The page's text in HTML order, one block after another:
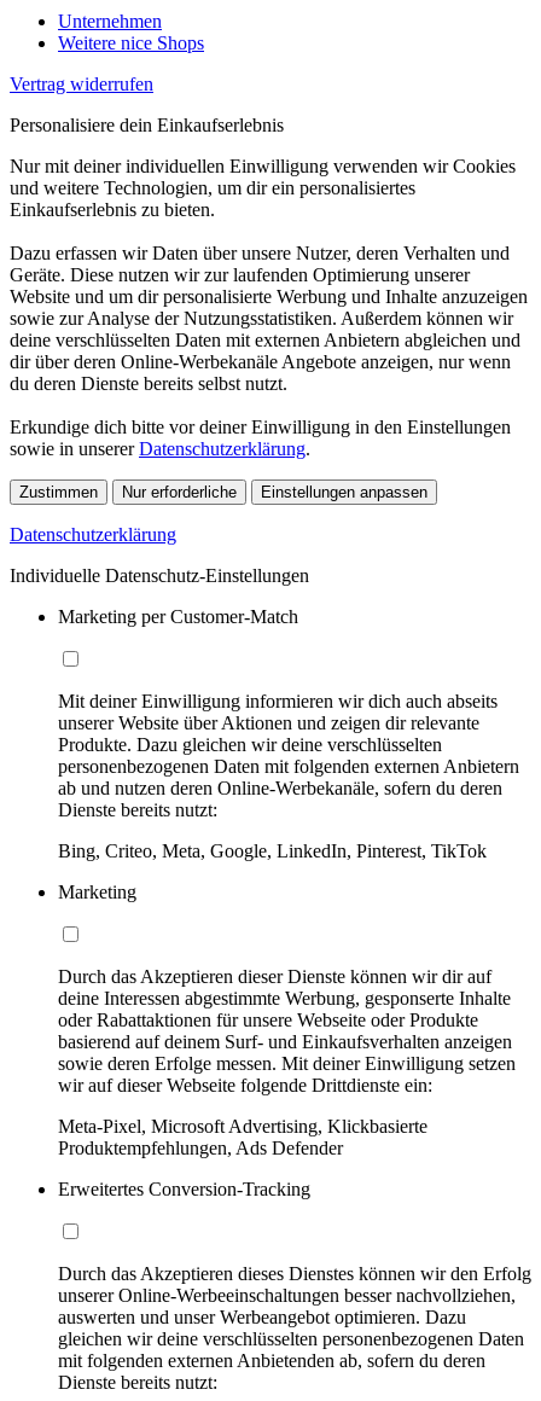
Unternehmen
Weitere nice Shops
Vertrag widerrufen
Personalisiere dein Einkaufserlebnis
Nur mit deiner individuellen Einwilligung verwenden wir Cookies
und weitere Technologien, um dir ein personalisiertes
Einkaufserlebnis zu bieten.
Dazu erfassen wir Daten über unsere Nutzer, deren Verhalten und
Geräte. Diese nutzen wir zur laufenden Optimierung unserer
Website und um dir personalisierte Werbung und Inhalte anzuzeigen
sowie zur Analyse der Nutzungsstatistiken. Außerdem können wir
deine verschlüsselten Daten mit externen Anbietern abgleichen und
dir über deren Online-Werbekanäle Angebote anzeigen, nur wenn
du deren Dienste bereits selbst nutzt.
Erkundige dich bitte vor deiner Einwilligung in den Einstellungen
sowie in unsererDatenschutzerklärung.
Zustimmen Nur erforderliche Einstellungen anpassen
Datenschutzerklärung
Individuelle Datenschutz-Einstellungen
Marketing per Customer-Match
Mit deiner Einwilligung informieren wir dich auch abseits
unserer Website über Aktionen und zeigen dir relevante
Produkte. Dazu gleichen wir deine verschlüsselten
personenbezogenen Daten mit folgenden externen Anbietern
ab und nutzen deren Online-Werbekanäle, sofern du deren
Dienste bereits nutzt:
Bing, Criteo, Meta, Google, LinkedIn, Pinterest, TikTok
Marketing
Durch das Akzeptieren dieser Dienste können wir dir auf
deine Interessen abgestimmte Werbung, gesponserte Inhalte
oder Rabattaktionen für unsere Webseite oder Produkte
basierend auf deinem Surf- und Einkaufsverhalten anzeigen
sowie deren Erfolge messen. Mit deiner Einwilligung setzen
wir auf dieser Webseite folgende Drittdienste ein:
Meta-Pixel, Microsoft Advertising, Klickbasierte
Produktempfehlungen, Ads Defender
Erweitertes Conversion-Tracking
Durch das Akzeptieren dieses Dienstes können wir den Erfolg
unserer Online-Werbeeinschaltungen besser nachvollziehen,
auswerten und unser Werbeangebot optimieren. Dazu
gleichen wir deine verschlüsselten personenbezogenen Daten
mit folgenden externen Anbietenden ab, sofern du deren
Dienste bereits nutzt: